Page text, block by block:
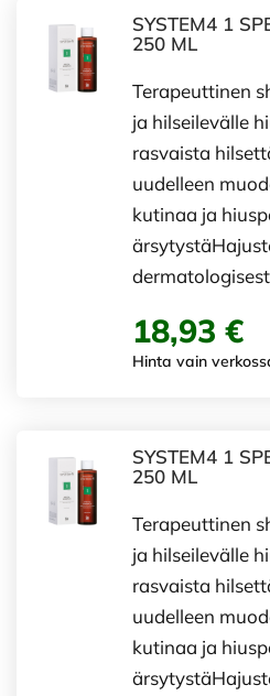
SYSTEM4 1
250 ML
Terapeuttinen
ja hilseilevälle
rasvaista
uudelleen
kutinaa ja
18,93 €
Hinta vain
SYSTEM4 1
250 ML
Terapeuttinen
ja hilseilevälle
rasvaista
uudelleen
kutinaa ja